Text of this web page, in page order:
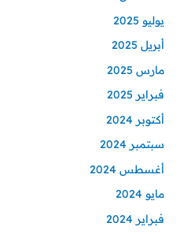
يوليو 2025
أبريل 2025
مارس 2025
فبراير 2025
أكتوبر 2024
سبتمبر 2024
أغسطس 2024
مايو 2024
فبراير 2024